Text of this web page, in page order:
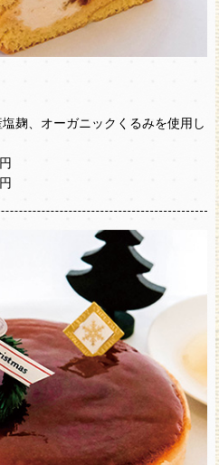
麹、オーガニックくるみを使用し